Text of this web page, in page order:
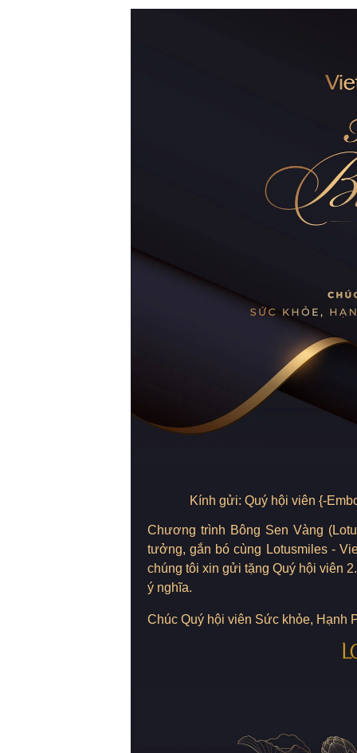
Kính gửi: Quý hội viên {-
Chương trình Bông Sen Vàng
tưởng, gắn bó cùng Lotusmiles -
chúng tôi xin gửi tặng Quý hội viên
ý nghĩa.
Chúc Quý hội viên Sức khỏe, Hạnh